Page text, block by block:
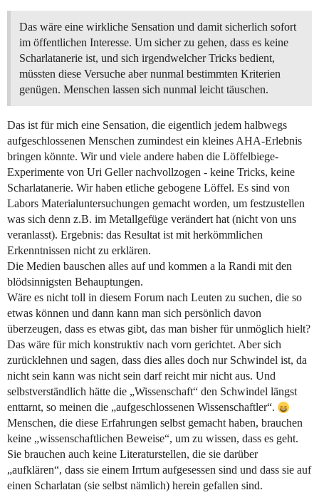
Das wäre eine wirkliche Sensation und damit sicherlich sofort
im öffentlichen Interesse. Um sicher zu gehen, dass es keine
Scharlatanerie ist, und sich irgendwelcher Tricks bedient,
müssten diese Versuche aber nunmal bestimmten Kriterien
genügen. Menschen lassen sich nunmal leicht täuschen.
Das ist für mich eine Sensation, die eigentlich jedem halbwegs
aufgeschlossenen Menschen zumindest ein kleines AHA-Erlebnis
bringen könnte. Wir und viele andere haben die Löffelbiege-
Experimente von Uri Geller nachvollzogen - keine Tricks, keine
Scharlatanerie. Wir haben etliche gebogene Löffel. Es sind von
Labors Materialuntersuchungen gemacht worden, um festzustellen
was sich denn z.B. im Metallgefüge verändert hat (nicht von uns
veranlasst). Ergebnis: das Resultat ist mit herkömmlichen
Erkenntnissen nicht zu erklären.
Die Medien bauschen alles auf und kommen a la Randi mit den
blödsinnigsten Behauptungen.
Wäre es nicht toll in diesem Forum nach Leuten zu suchen, die so
etwas können und dann kann man sich persönlich davon
überzeugen, dass es etwas gibt, das man bisher für unmöglich hielt?
Das wäre für mich konstruktiv nach vorn gerichtet. Aber sich
zurücklehnen und sagen, dass dies alles doch nur Schwindel ist, da
nicht sein kann was nicht sein darf reicht mir nicht aus. Und
selbstverständlich hätte die „Wissenschaft“ den Schwindel längst
enttarnt, so meinen die „aufgeschlossenen Wissenschaftler“.
Menschen, die diese Erfahrungen selbst gemacht haben, brauchen
keine „wissenschaftlichen Beweise“, um zu wissen, dass es geht.
Sie brauchen auch keine Literaturstellen, die sie darüber
„aufklären“, dass sie einem Irrtum aufgesessen sind und dass sie auf
einen Scharlatan (sie selbst nämlich) herein gefallen sind.